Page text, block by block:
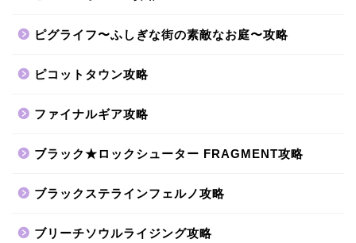
ピグライフ〜ふしぎな街の素敵なお庭〜攻略
ピコットタウン攻略
ファイナルギア攻略
ブラック★ロックシューター FRAGMENT攻略
ブラックステラインフェルノ攻略
ブリーチソウルライジング攻略